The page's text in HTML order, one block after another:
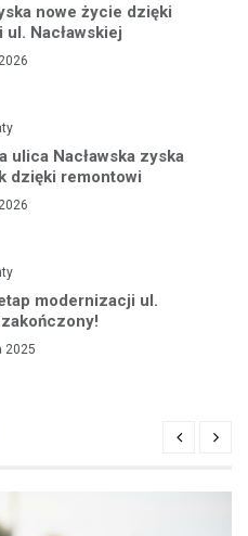
nowe życie dzięki
ul. Nacławskiej
ulica Nacławska zyska
dzięki remontowi
modernizacji ul.
2025